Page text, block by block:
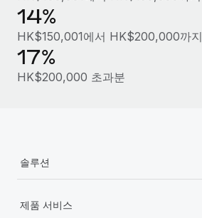
자세히 알아보기
Shootsta가 Remote를 통해 네 개의
14%
HK$150,001에서 HK$200,000까지
17%
HK$200,000 초과분
솔루션
제품 서비스